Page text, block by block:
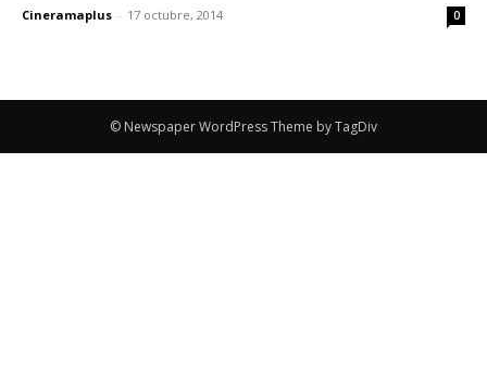
Cineramaplus - 17 octubre, 2014 0
© Newspaper WordPress Theme by TagDiv